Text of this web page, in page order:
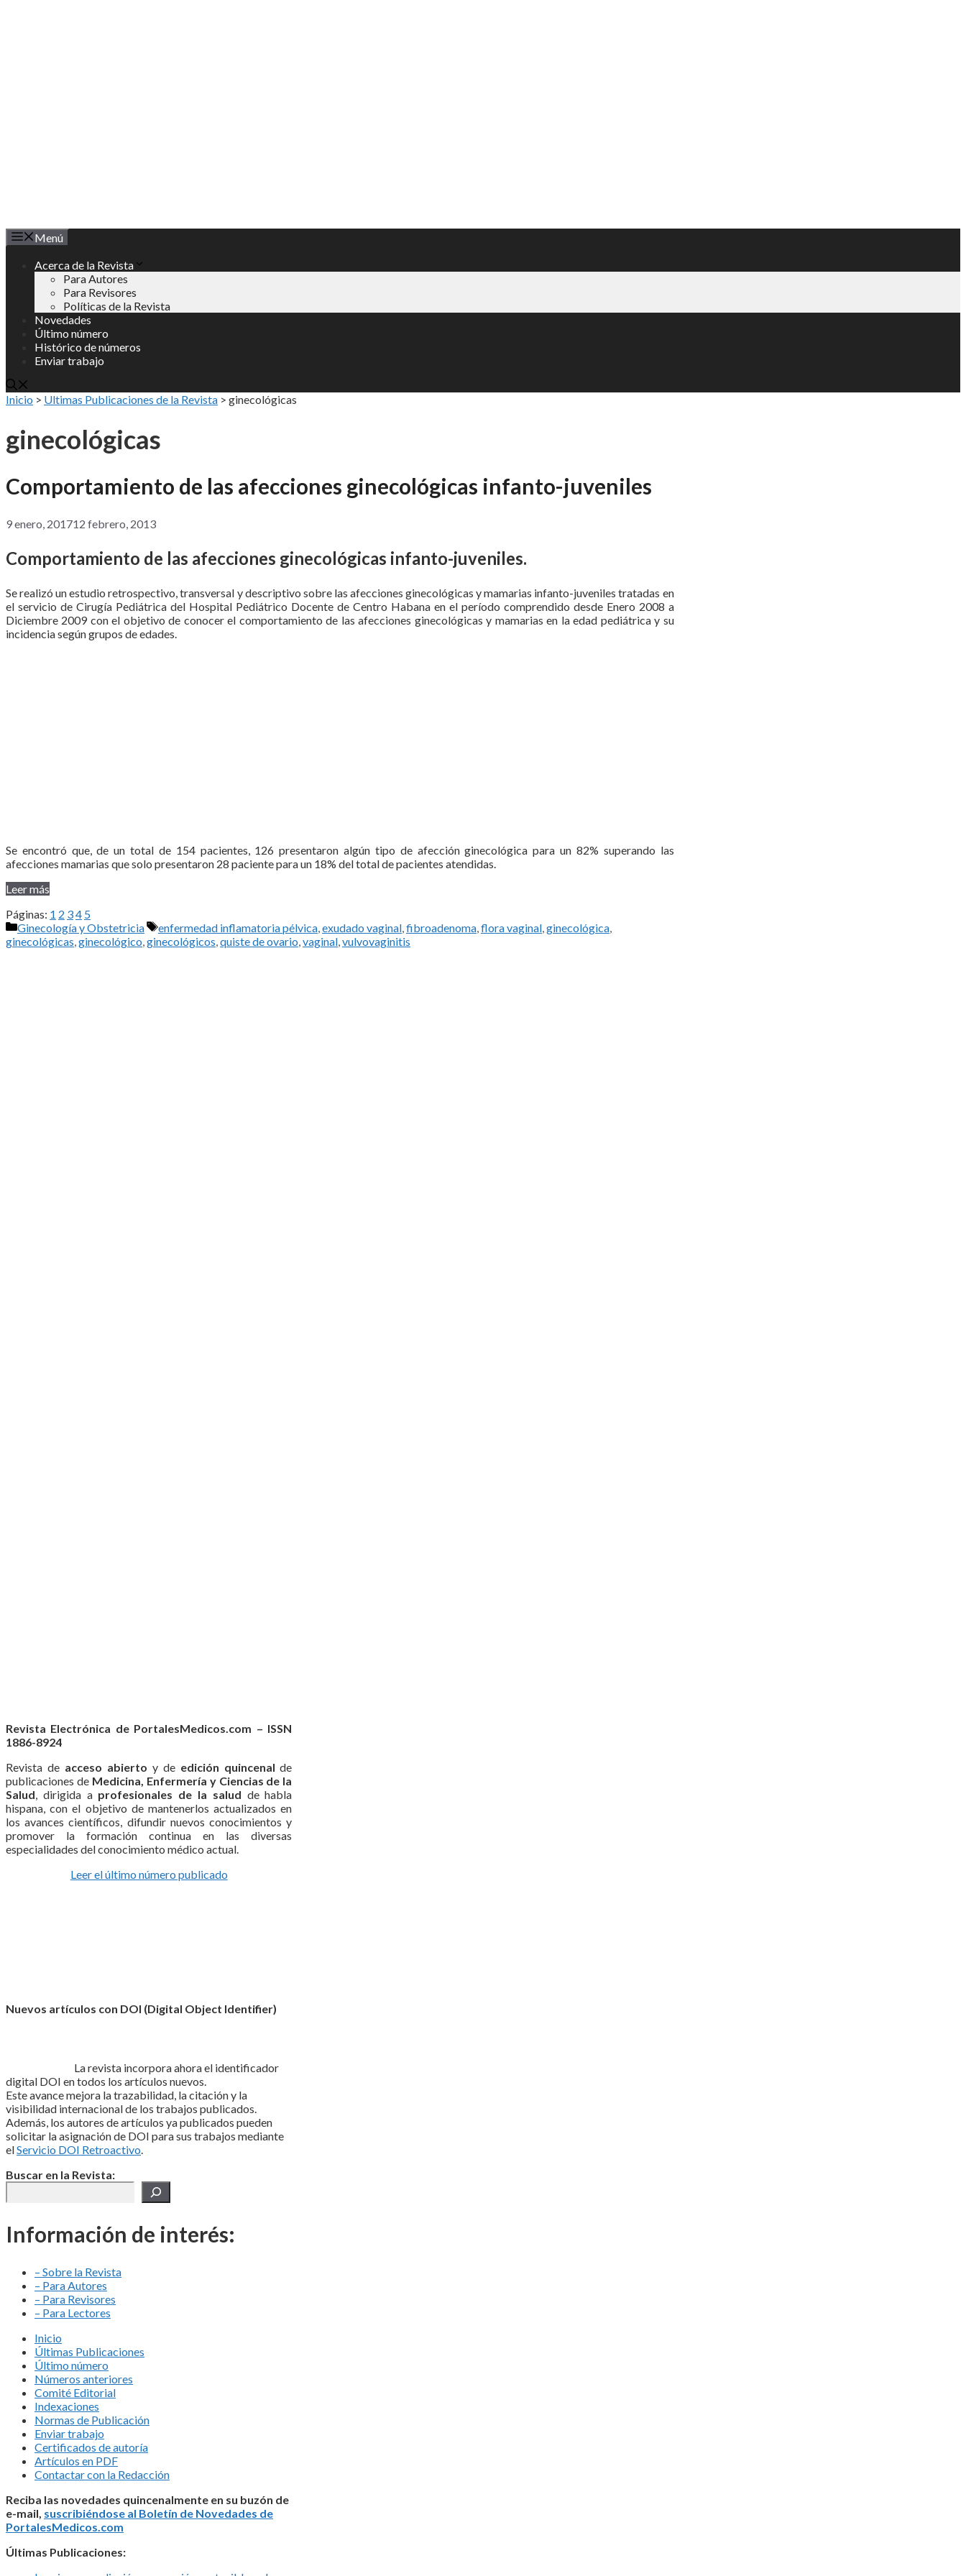
Menú
Acerca de la Revista
Para Autores
Para Revisores
Políticas de la Revista
Novedades
Último número
Histórico de números
Enviar trabajo
Inicio > Ultimas Publicaciones de la Revista > ginecológicas
ginecológicas
Comportamiento de las afecciones ginecológicas infanto-juveniles
9 enero, 201712 febrero, 2013
Comportamiento de las afecciones ginecológicas infanto-juveniles.
Se realizó un estudio retrospectivo, transversal y descriptivo sobre las afecciones ginecológicas y mamarias infanto-juveniles tratadas en
el servicio de Cirugía Pediátrica del Hospital Pediátrico Docente de Centro Habana en el período comprendido desde Enero 2008 a
Diciembre 2009 con el objetivo de conocer el comportamiento de las afecciones ginecológicas y mamarias en la edad pediátrica y su
incidencia según grupos de edades.
Se encontró que, de un total de 154 pacientes, 126 presentaron algún tipo de afección ginecológica para un 82% superando las
afecciones mamarias que solo presentaron 28 paciente para un 18% del total de pacientes atendidas.
Leer más
Páginas: 1 2 34 5
Categorías
Ginecología y Obstetricia Etiquetas
enfermedad inflamatoria pélvica,exudado vaginal,fibroadenoma,flora vaginal,ginecológica,
ginecológicas,ginecológico,ginecológicos,quiste de ovario,vaginal,vulvovaginitis
Revista Electrónica de PortalesMedicos.com – ISSN
1886-8924
Revista de acceso abierto y de edición quincenal de
publicaciones de Medicina, Enfermería y Ciencias de la
Salud, dirigida a profesionales de la salud de habla
hispana, con el objetivo de mantenerlos actualizados en
los avances científicos, difundir nuevos conocimientos y
promover la formación continua en las diversas
especialidades del conocimiento médico actual.
Leer el último número publicado
Nuevos artículos con DOI (Digital Object Identifier)
La revista incorpora ahora el identificador
digital DOI en todos los artículos nuevos.
Este avance mejora la trazabilidad, la citación y la
visibilidad internacional de los trabajos publicados.
Además, los autores de artículos ya publicados pueden
solicitar la asignación de DOI para sus trabajos mediante
elServicio DOI Retroactivo.
Buscar en la Revista:
Información de interés:
– Sobre la Revista
– Para Autores
– Para Revisores
– Para Lectores
Inicio
Últimas Publicaciones
Último número
Números anteriores
Comité Editorial
Indexaciones
Normas de Publicación
Enviar trabajo
Certificados de autoría
Artículos en PDF
Contactar con la Redacción
Reciba las novedades quincenalmente en su buzón de
e-mail, suscribiéndose al Boletín de Novedades de
PortalesMedicos.com
Últimas Publicaciones: